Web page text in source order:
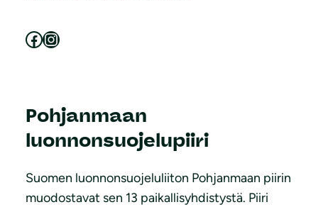
Pohjanmaan
luonnonsuojelupiiri
Suomen luonnonsuojeluliiton Pohjanmaan piirin
muodostavat sen 13 paikallisyhdistystä. Piiri
Facebook Instagram